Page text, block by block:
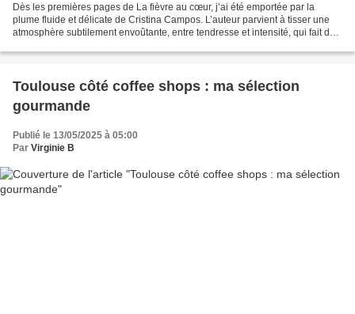
Dès les premières pages de La fièvre au cœur, j’ai été emportée par la
plume fluide et délicate de Cristina Campos. L’auteur parvient à tisser une
atmosphère subtilement envoûtante, entre tendresse et intensité, qui fait de
Toulouse côté coffee shops : ma sélection
gourmande
Publié le 13/05/2025 à 05:00
Par Virginie B